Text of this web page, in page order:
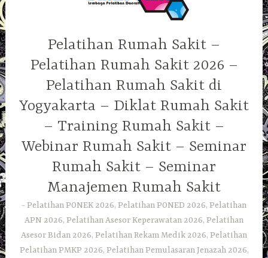
Pelatihan Rumah Sakit –
Pelatihan Rumah Sakit 2026 –
Pelatihan Rumah Sakit di
Yogyakarta – Diklat Rumah Sakit
– Training Rumah Sakit –
Webinar Rumah Sakit – Seminar
Rumah Sakit – Seminar
Manajemen Rumah Sakit
Pelatihan PONEK 2026, Pelatihan PONED 2026, Pelatihan
APN 2026, Pelatihan Asesor Keperawatan 2026, Pelatihan
Asesor Bidan 2026, Pelatihan Rekam Medik 2026, Pelatihan
Pelatihan PMKP 2026, Pelatihan Pemulasaran Jenazah 2026,